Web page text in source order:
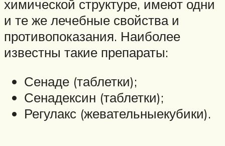
химической структуре, имеют одни
и те же лечебные свойства и
противопоказания. Наиболее
известны такие препараты:
Сенаде (таблетки);
Сенадексин (таблетки);
Регулакс (жевательныекубики).